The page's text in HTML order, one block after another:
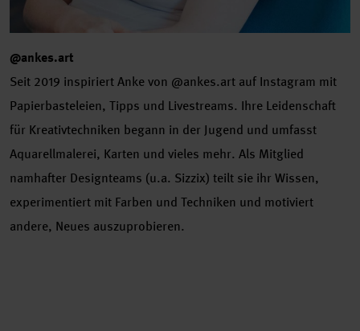
@ankes.art
Seit 2019 inspiriert Anke von @ankes.art auf Instagram mit
Papierbasteleien, Tipps und Livestreams. Ihre Leidenschaft
für Kreativtechniken begann in der Jugend und umfasst
Aquarellmalerei, Karten und vieles mehr. Als Mitglied
namhafter Designteams (u.a. Sizzix) teilt sie ihr Wissen,
experimentiert mit Farben und Techniken und motiviert
andere, Neues auszuprobieren.